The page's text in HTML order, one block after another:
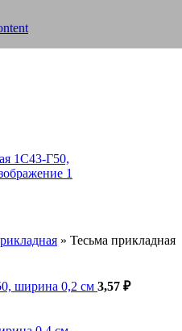
» Тесьма прикладная
ширина 0,2 см 3,57 ₽